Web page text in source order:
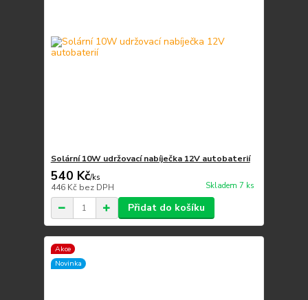
Solární 10W udržovací nabíječka 12V autobaterií
540 Kč/ks
446 Kč bez DPH Skladem 7 ks
Přidat do košíku
Akce
Novinka